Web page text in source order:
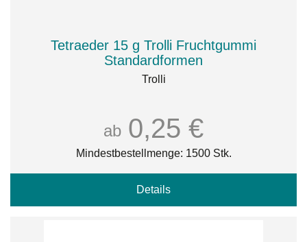
Tetraeder 15 g Trolli Fruchtgummi
Standardformen
Trolli
ab 0,25 €
Mindestbestellmenge: 1500 Stk.
Details